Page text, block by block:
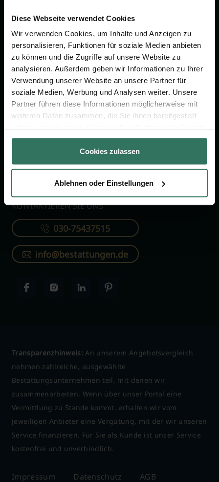
Diese Webseite verwendet Cookies
Wir verwenden Cookies, um Inhalte und Anzeigen zu
personalisieren, Funktionen für soziale Medien anbieten
zu können und die Zugriffe auf unsere Website zu
analysieren. Außerdem geben wir Informationen zu Ihrer
Verwendung unserer Website an unsere Partner für
soziale Medien, Werbung und Analysen weiter. Unsere
Partner führen diese Informationen möglicherweise mit
weiteren Daten zusammen, die Sie ihnen bereitgestellt
gesammelt haben.
Cookies zulassen
Ablehnen oder Einstellungen
Jetzt beraten lassen
FÜR SIE
Vergleich
Ratgeber
Verzeichnis
FÜR BESTATTER
Online-Portal
Kostenlos registrieren
KONTAKTIEREN SIE UNS
030-75437515
info@bestattungen.de
Transparenzhinweis: An unserem Angebotsvergleich
nehmen zahlreiche, ausgewählte
Bestattungsunternehmen teil, mit denen wir
zusammenarbeiten. Wenn über unser Portal eine
Vermittlung zu Stande kommt, erhalten wir vom
jeweiligen Anbieter eine Vergütung, mit der wir unseren
Service finanzieren. Für Sie als Kunde ist unser Service
kostenfrei und unverbindlich.
Impressum Datenschutz AGB